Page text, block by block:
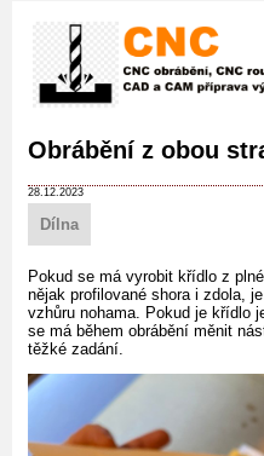
Obrábění z obou
28.12.2023
Dílna
Pokud se má vyrobit křídlo z
nějak profilované shora i zdola,
vzhůru nohama. Pokud je křídlo
se má během obrábění měnit
těžké zadání.